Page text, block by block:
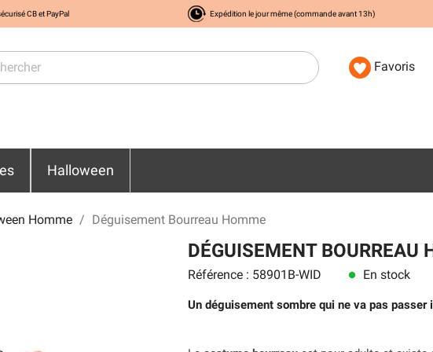
CB et PayPal Expédition le jour même (commande avant 13h)
Favoris
Halloween
Homme Déguisement Bourreau Homme
DÉGUISEMENT BOURREAU
Référence : 58901B-WID lens En stock
Un déguisement sombre qui ne va pas passer